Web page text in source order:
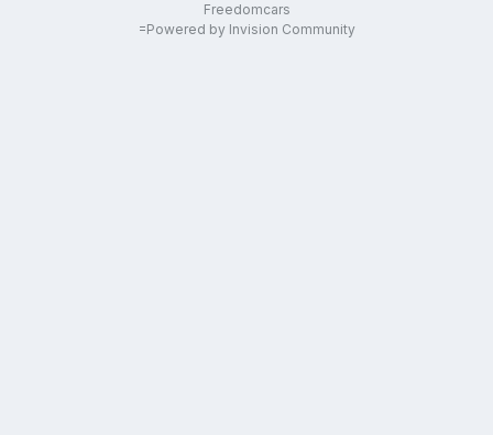
Freedomcars
=Powered by Invision Community